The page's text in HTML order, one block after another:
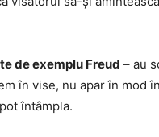
de exemplu Freud – au
în vise, nu apar în mod
întâmpla.